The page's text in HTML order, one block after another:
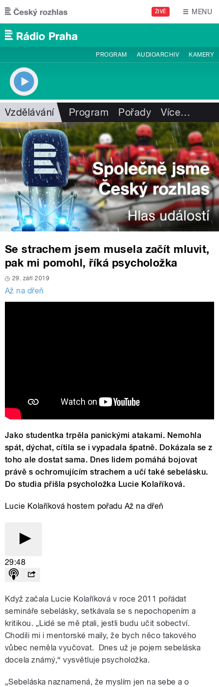
Přejít k hlavnímu obsahu
ŽIVĚ MENU
PROGRAM AUDIOARCHIV KAMERY
Vzdělávání Program Pořady Více…
Se strachem jsem musela začít mluvit,
pak mi pomohl, říká psycholožka
29. září 2019
Až na dřeň
Jako studentka trpěla panickými atakami. Nemohla
spát, dýchat, cítila se i vypadala špatně. Dokázala se z
toho ale dostat sama. Dnes lidem pomáhá bojovat
právě s ochromujícím strachem a učí také sebelásku.
Do studia přišla psycholožka Lucie Kolaříková.
Lucie Kolaříková hostem pořadu Až na dřeň
29:48
Když začala Lucie Kolaříková v roce 2011 pořádat
semináře sebelásky, setkávala se s nepochopením a
kritikou. „Lidé se mě ptali, jestli budu učit sobectví.
Chodili mi i mentorské maily, že bych něco takového
vůbec neměla vyučovat. Dnes už je pojem sebeláska
docela známý,“ vysvětluje psycholožka.
„Sebeláska naznamená, že myslím jen na sebe a o